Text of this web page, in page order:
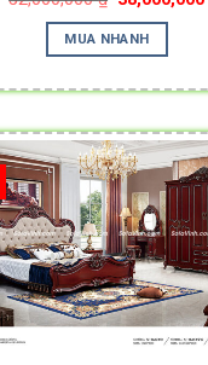
price
was:
52,000,000 ₫.
MUA NHANH